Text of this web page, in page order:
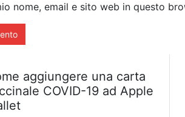
nome, email e sito web in questo
aggiungere una carta
COVID-19 ad Apple